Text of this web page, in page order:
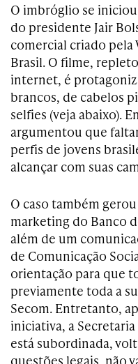
O imbróglio se
do presidente Jair
comercial criado pela
Brasil. O filme,
internet, é
brancos, de cabelos
selfies (veja abaixo).
argumentou que
perfis de jovens
alcançar com suas
O caso também
marketing do Banco
além de um
de Comunicação
orientação para que
previamente toda a
Secom. Entretanto,
iniciativa, a
está subordinada,
questões legais, não